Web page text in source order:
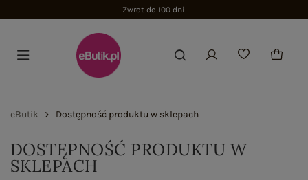
Zwrot do 100 dni
eButik Dostępność produktu w sklepach
DOSTĘPNOŚĆ PRODUKTU W
SKLEPACH